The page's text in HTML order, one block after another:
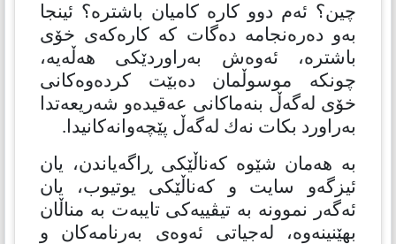
چین؟ ئەم دوو كارە كامیان باشترە؟ ئینجا
بەو دەرەنجامە دەگات كە كارەكەی خۆی
باشترە، ئەوەش بەراوردێكی هەڵەیە،
چونكە موسوڵمان دەبێت كردەوەكانی
خۆی لەگەڵ بنەماكانی عەقیدەو شەریعەتدا
بەراورد بكات نەك لەگەڵ پێچەوانەكانیدا.
بە هەمان شێوە كەناڵێكی ڕاگەیاندن، یان
ئیزگەو سایت و كەناڵێكی یوتیوب، یان
ئەگەر نموونە بە تیڤییەكی تایبەت بە مناڵان
بهێنینەوە، لەجیاتی ئەوەی بەرنامەكان و